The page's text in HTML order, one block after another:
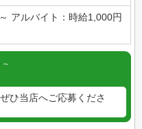
アルバイト：時給1,000円
ひ当店へご応募くださ